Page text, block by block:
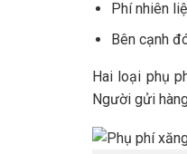
Phí nhiên
Bên cạnh
Hai loại phụ
Người gửi